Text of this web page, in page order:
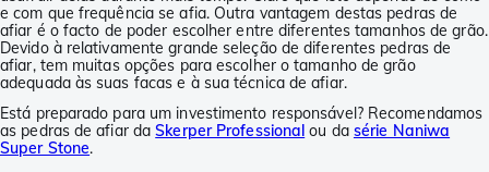
e com que frequência se afia. Outra vantagem destas pedras de
afiar é o facto de poder escolher entre diferentes tamanhos de grão.
Devido à relativamente grande seleção de diferentes pedras de
afiar, tem muitas opções para escolher o tamanho de grão
adequada às suas facas e à sua técnica de afiar.
Está preparado para um investimento responsável? Recomendamos
as pedras de afiar daSkerper Professional ou da série Naniwa
Super Stone.